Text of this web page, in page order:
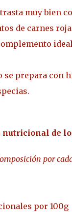
muy bien
de carnes
se prepara con
nutricional de
por
por 100g